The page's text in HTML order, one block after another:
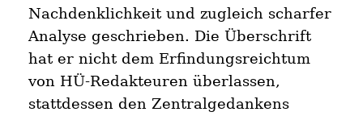
Nachdenklichkeit und zugleich scharfer
Analyse geschrieben. Die Überschrift
hat er nicht dem Erfindungsreichtum
von HÜ-Redakteuren überlassen,
stattdessen den Zentralgedankens